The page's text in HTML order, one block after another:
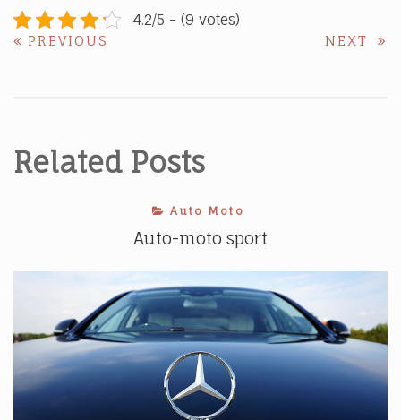
4.2/5 - (9 votes)
Navigace
PREVIOUS NEXT
Related Posts
Auto Moto
Auto-moto sport